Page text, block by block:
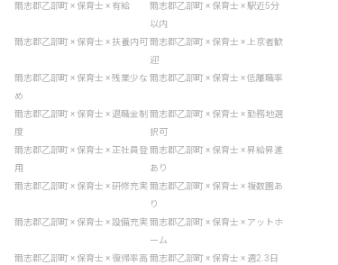
爾志郡乙部町 × 保育士 × 有給
爾志郡乙部町 × 保育士 × 駅近5分
以内
爾志郡乙部町 × 保育士 × 扶養内可爾志郡乙部町 × 保育士 × 上京者歓
迎
爾志郡乙部町 × 保育士 × 残業少な
め
爾志郡乙部町 × 保育士 × 低離職率
爾志郡乙部町 × 保育士 × 退職金制
度
爾志郡乙部町 × 保育士 × 勤務地選
択可
爾志郡乙部町 × 保育士 × 正社員登
用
爾志郡乙部町 × 保育士 × 昇給昇進
あり
爾志郡乙部町 × 保育士 × 研修充実爾志郡乙部町 × 保育士 × 複数園あ
り
爾志郡乙部町 × 保育士 × 設備充実爾志郡乙部町 × 保育士 × アットホ
ーム
爾志郡乙部町 × 保育士 × 復帰率高 爾志郡乙部町 × 保育士 × 週2.3日